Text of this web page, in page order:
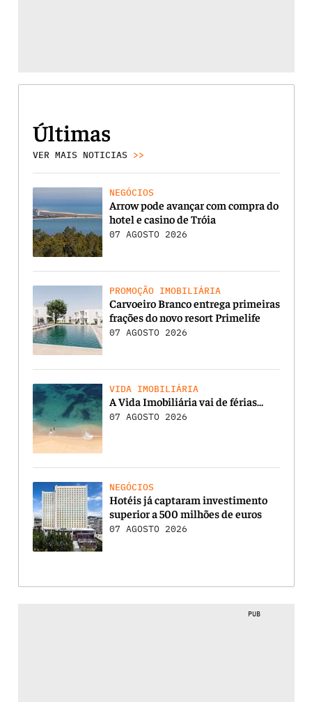
Últimas
VER MAIS NOTICIAS >>
NEGÓCIOS
Arrow pode avançar com compra do
hotel e casino de Tróia
07 AGOSTO 2026
PROMOÇÃO IMOBILIÁRIA
Carvoeiro Branco entrega primeiras
frações do novo resort Primelife
07 AGOSTO 2026
VIDA IMOBILIÁRIA
A Vida Imobiliária vai de férias…
07 AGOSTO 2026
NEGÓCIOS
Hotéis já captaram investimento
superior a 500 milhões de euros
07 AGOSTO 2026
PUB